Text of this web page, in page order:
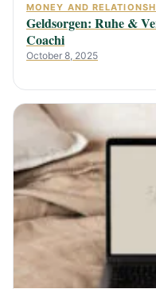
MONEY AND
Geldsorgen: Ruhe &
Coachi
October 8, 2025